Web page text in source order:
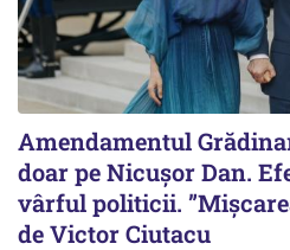
Amendamentul
doar pe Nicușor Dan.
vârful politicii.
de Victor Ciutacu